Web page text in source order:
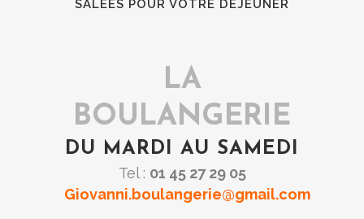
SALÉES POUR VOTRE DÉJEUNER
LA
BOULANGERIE
DU MARDI AU SAMEDI
Tel : 01 45 27 29 05
Giovanni.boulangerie@gmail.com